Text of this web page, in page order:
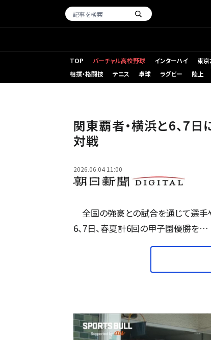
TOP バーチャル高校野球 インターハイ 東
相撲・格闘技
テニス 卓球 ラグビー 陸上
関東覇者・横浜と6、7
対戦
2026.06.04 11:00
全国の強豪との試合を通じて選手
6、7日、春夏計6回の甲子園優勝を…